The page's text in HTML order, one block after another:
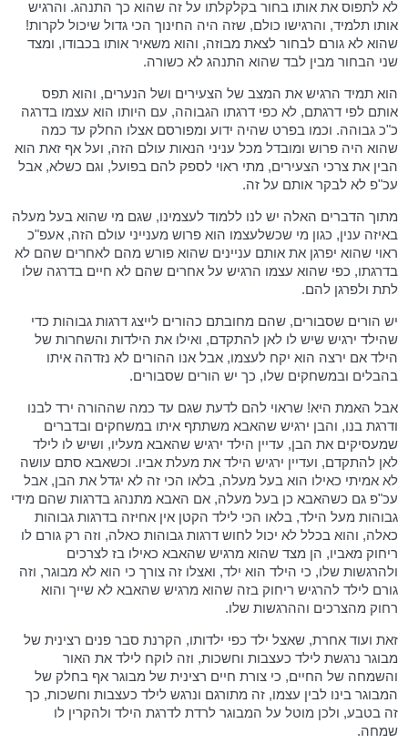
לא לתפוס את אותו בחור בקלקלתו על זה שהוא כך התנהג. והרגיש
אותו תלמיד, והרגישו כולם, שזה היה החינוך הכי גדול שיכול לקרות!
שהוא לא גורם לבחור לצאת מבוזה, והוא משאיר אותו בכבודו, ומצד
שני הבחור מבין לבד שהוא התנהג לא כשורה.
הוא תמיד הרגיש את המצב של הצעירים ושל הנערים, והוא תפס
אותם לפי דרגתם, לא כפי דרגתו הגבוהה, עם היותו הוא עצמו בדרגה
כ"כ גבוהה. וכמו בפרט שהיה ידוע ומפורסם אצלו החלק עד כמה
שהוא היה פרוש ומובדל מכל עניני הנאות עולם הזה, ועל אף זאת הוא
הבין את צרכי הצעירים, מתי ראוי לספק להם בפועל, וגם כשלא, אבל
עכ"פ לא לבקר אותם על זה.
מתוך הדברים האלה יש לנו ללמוד לעצמינו, שגם מי שהוא בעל מעלה
באיזה ענין, כגון מי שכשלעצמו הוא פרוש מענייני עולם הזה, אעפ"כ
ראוי שהוא יפרגן את אותם עניינים שהוא פורש מהם לאחרים שהם לא
בדרגתו, כפי שהוא עצמו הרגיש על אחרים שהם לא חיים בדרגה שלו
לתת ולפרגן להם.
יש הורים שסבורים, שהם מחובתם כהורים לייצג דרגות גבוהות כדי
שהילד ירגיש שיש לו לאן להתקדם, ואילו את הילדות והשחרות של
הילד אם ירצה הוא יקח לעצמו, אבל אנו ההורים לא נזדהה איתו
בהבלים ובמשחקים שלו, כך יש הורים שסבורים.
אבל האמת היא! שראוי להם לדעת שגם עד כמה שההורה ירד לבנו
ודרגת בנו, והבן ירגיש שהאבא משתתף איתו במשחקים ובדברים
שמעסיקים את הבן, עדיין הילד ירגיש שהאבא מעליו, ושיש לו לילד
לאן להתקדם, ועדיין ירגיש הילד את מעלת אביו. וכשאבא סתם עושה
לא אמיתי כאילו הוא בעל מעלה, בלאו הכי זה לא יגדל את הבן, אבל
עכ"פ גם כשהאבא כן בעל מעלה, אם האבא מתנהג בדרגות שהם מידי
גבוהות מעל הילד, בלאו הכי לילד הקטן אין אחיזה בדרגות גבוהות
כאלה, והוא בכלל לא יכול לחוש דרגות גבוהות כאלה, וזה רק גורם לו
ריחוק מאביו, הן מצד שהוא מרגיש שהאבא כאילו בז לצרכים
ולהרגשות שלו, כי הילד הוא ילד, ואצלו זה צורך כי הוא לא מבוגר, וזה
גורם לילד להרגיש ריחוק בזה שהוא מרגיש שהאבא לא שייך והוא
רחוק מהצרכים וההרגשות שלו.
זאת ועוד אחרת, שאצל ילד כפי ילדותו, הקרנת סבר פנים רצינית של
מבוגר נרגשת לילד כעצבות וחשכות, וזה לוקח לילד את האור
והשמחה של החיים, כי צורת חיים רצינית של מבוגר אף בחלק של
המבוגר בינו לבין עצמו, זה מתורגם ונרגש לילד כעצבות וחשכות, כך
זה בטבע, ולכן מוטל על המבוגר לרדת לדרגת הילד ולהקרין לו
שמחה.